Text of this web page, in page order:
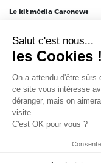
Le kit média Carenews
AEF info
Novethic
PRODURABLE
Inclusiv Day
Données personnelles
Salut c'est nous...
les Cookies !
On a attendu d'être sûrs
ce site vous intéresse
déranger, mais on
visite...
C'est OK pour vous ?